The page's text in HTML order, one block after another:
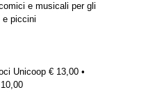
e musicali per gli
e piccini
Unicoop € 13,00 •